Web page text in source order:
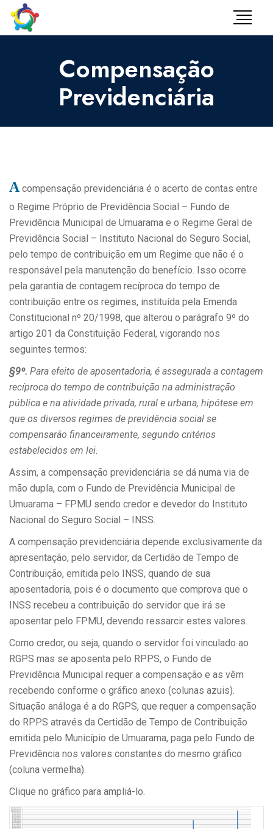
Compensação
Previdenciária
Acompensação previdenciária é o acerto de contas entre
o Regime Próprio de Previdência Social – Fundo de
Previdência Municipal de Umuarama e o Regime Geral de
Previdência Social – Instituto Nacional do Seguro Social,
pelo tempo de contribuição em um Regime que não é o
responsável pela manutenção do benefício. Isso ocorre
pela garantia de contagem recíproca do tempo de
contribuição entre os regimes, instituída pela Emenda
Constitucional nº 20/1998, que alterou o parágrafo 9º do
artigo 201 da Constituição Federal, vigorando nos
seguintes termos:
§9º. Para efeito de aposentadoria, é assegurada a contagem
recíproca do tempo de contribuição na administração
pública e na atividade privada, rural e urbana, hipótese em
que os diversos regimes de previdência social se
compensarão financeiramente, segundo critérios
estabelecidos em lei.
Assim, a compensação previdenciária se dá numa via de
mão dupla, com o Fundo de Previdência Municipal de
Umuarama – FPMU sendo credor e devedor do Instituto
Nacional do Seguro Social – INSS.
A compensação previdenciária depende exclusivamente da
apresentação, pelo servidor, da Certidão de Tempo de
Contribuição, emitida pelo INSS, quando de sua
aposentadoria, pois é o documento que comprova que o
INSS recebeu a contribuição do servidor que irá se
aposentar pelo FPMU, devendo ressarcir estes valores.
Como credor, ou seja, quando o servidor foi vinculado ao
RGPS mas se aposenta pelo RPPS, o Fundo de
Previdência Municipal requer a compensação e as vêm
recebendo conforme o gráfico anexo (colunas azuis).
Situação análoga é a do RGPS, que requer a compensação
do RPPS através da Certidão de Tempo de Contribuição
emitida pelo Município de Umuarama, paga pelo Fundo de
Previdência nos valores constantes do mesmo gráfico
(coluna vermelha).
Clique no gráfico para ampliá-lo.